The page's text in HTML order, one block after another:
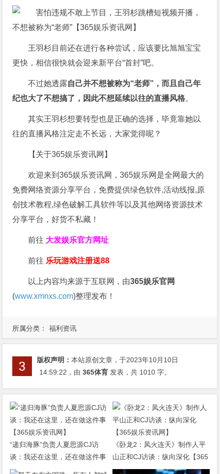
所属分类： 福利资讯
王羽杉目前还在进行各种尝试，应该要比旭旭宝宝
更快，相信很快就会迎来新平台“首封”吧。
不过她透露自己并不想被称为“老师”，而且自己年
纪也大了不想搞了，因此不想延续以往的直播风格。
其实王羽杉想要转型也是正确的选择，毕竟靠她以
往的直播风格注定走不长远，大家觉得呢？
【关于365娱乐资讯网】
欢迎来到365娱乐资讯网，365娱乐网是全网最大的
免费网络资源分享平台，免费提供绿色软件,活动线报,原
创技术教程,绿色破解工具软件等以及其他网络资源技术
分享平台，好货不私藏！
前往 大发娱乐官方网址
前往 乐玩游戏注册送88
以上内容均来源于互联网，由365娱乐官网
(www.xmnxs.com)整理发布！
版权声明：本站原创文章，于2023年10月10日
14:59:22 ，由365体育 发表，共 1010 字。
“递归海豚”负责人夏思源CJ访
谈：我还在这里，还在做这件事
【365娱乐资讯网】
《卧龙2：凤火连天》制作人平
山正和CJ访谈：纵向深化【365
娱乐资讯网】